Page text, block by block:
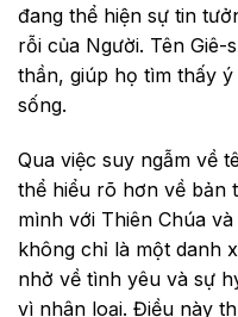
đang thể hiện sự tin
rỗi của Người. Tên
thần, giúp họ tìm thấy
sống.
Qua việc suy ngẫm về
thể hiểu rõ hơn về bản
mình với Thiên Chúa
không chỉ là một danh
nhở về tình yêu và sự
vì nhân loại. Điều này